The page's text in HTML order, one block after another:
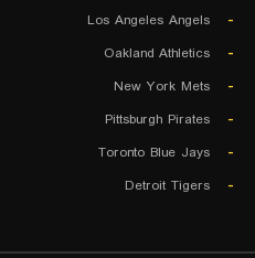
-
Los Angeles Angels
-
Oakland Athletics
-
New York Mets
-
Pittsburgh Pirates
-
Toronto Blue Jays
-
Detroit Tigers